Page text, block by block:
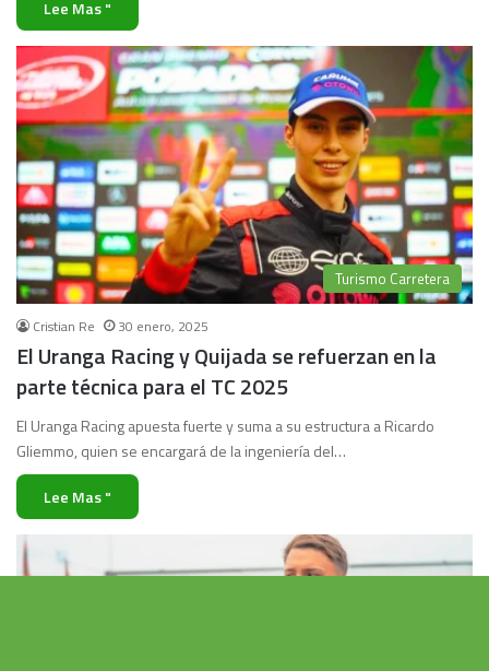
Lee Mas "
Turismo Carretera
Cristian Re 30 enero, 2025
El Uranga Racing y Quijada se refuerzan en la
parte técnica para el TC 2025
El Uranga Racing apuesta fuerte y suma a su estructura a Ricardo
Gliemmo, quien se encargará de la ingeniería del…
Lee Mas "